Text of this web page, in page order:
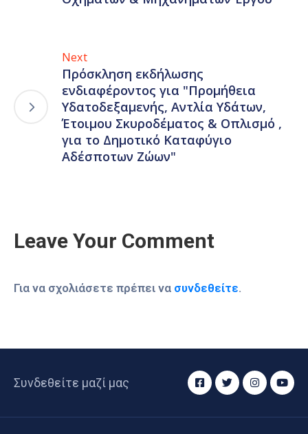
Next
Πρόσκληση εκδήλωσης
ενδιαφέροντος για "Προμήθεια
Υδατοδεξαμενής, Αντλία Υδάτων,
Έτοιμου Σκυροδέματος & Οπλισμό ,
για το Δημοτικό Καταφύγιο
Αδέσποτων Ζώων"
Leave Your Comment
Για να σχολιάσετε πρέπει να συνδεθείτε.
Συνδεθείτε μαζί μας